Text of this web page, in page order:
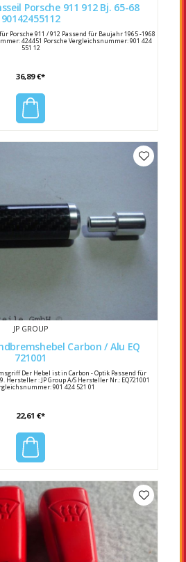
911 912 Bj. 65-68
90142455112
Porsche 911 / 912 Passend für Baujahr 1965 -1968
424451 Porsche Vergleichsnummer: 901 424
551 12
36,89 €*
JP GROUP
721001
Der Hebel ist in Carbon - Optik Passend für
Hersteller : JP Group A/S Hersteller Nr.: EQ721001
901 424 521 01
22,61 €*